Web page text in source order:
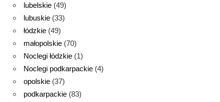
lubelskie (49)
lubuskie (33)
łódzkie (49)
małopolskie (70)
Noclegi łódzkie (1)
Noclegi podkarpackie (4)
opolskie (37)
podkarpackie (83)